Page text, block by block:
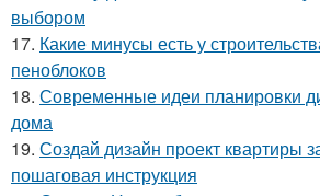
выбором
17. Какие минусы есть у
пеноблоков
18. Современные идеи планировки
дома
19. Создай дизайн проект квартиры
пошаговая инструкция